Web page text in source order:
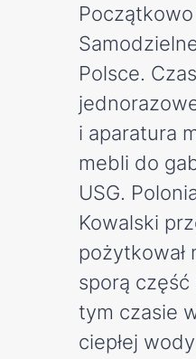
Polsce.
i aparatura
mebli do
USG.
Kowalski
sporą
tym czasie
ciepłej